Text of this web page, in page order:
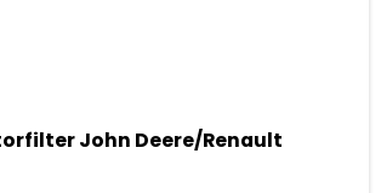
John Deere/Renault